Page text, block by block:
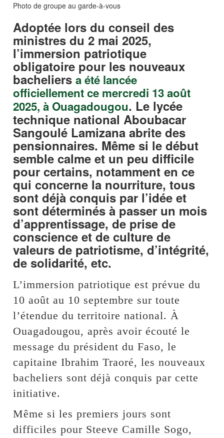
Photo de groupe au garde-à-vous
Adoptée lors du conseil des
ministres du 2 mai 2025,
l’immersion patriotique
obligatoire pour les nouveaux
bacheliersa été lancée
officiellement ce mercredi 13 août
2025, à Ouagadougou. Le lycée
technique national Aboubacar
Sangoulé Lamizana abrite des
pensionnaires. Même si le début
semble calme et un peu difficile
pour certains, notamment en ce
qui concerne la nourriture, tous
sont déjà conquis par l’idée et
sont déterminés à passer un mois
d’apprentissage, de prise de
conscience et de culture de
valeurs de patriotisme, d’intégrité,
de solidarité, etc.
L’immersion patriotique est prévue du
10 août au 10 septembre sur toute
l’étendue du territoire national. À
Ouagadougou, après avoir écouté le
message du président du Faso, le
capitaine Ibrahim Traoré, les nouveaux
bacheliers sont déjà conquis par cette
initiative.
Même si les premiers jours sont
difficiles pour Steeve Camille Sogo,